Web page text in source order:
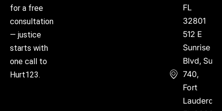
for a free
consultation
— justice
starts with
one call to
Hurt123.
FL
32801
512 E
Sunrise
Blvd, Suite
740,
Fort